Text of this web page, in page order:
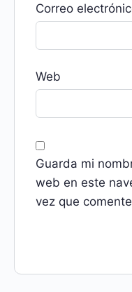
Correo
Web
Guarda mi
web en este
vez que